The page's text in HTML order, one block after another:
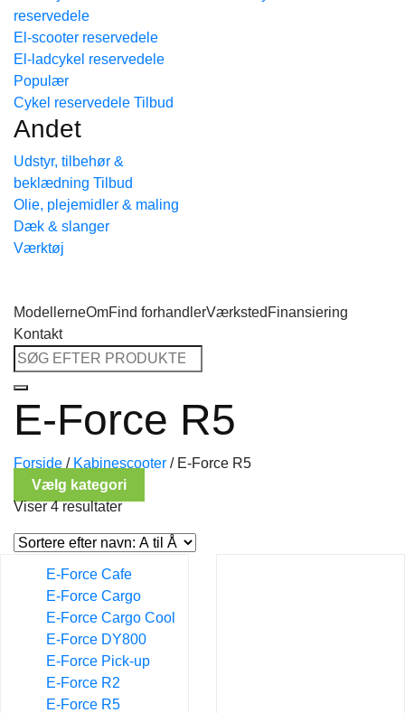
reservedele
El-scooter reservedele
El-ladcykel reservedele
Cykel reservedele
Andet
Udstyr, tilbehør &
beklædning
Olie, plejemidler & maling
Dæk & slanger
Værktøj
ModellerneOmFind forhandlerVærksted Finansiering
Kontakt
Søg
efter:
E-Force R5
Forside / Kabinescooter /E-Force R5
Vælg kategori
Viser 4 resultater
E-Force Cafe
E-Force Cargo
E-Force Cargo Cool
E-Force DY800
E-Force Pick-up
E-Force R2
E-Force R5